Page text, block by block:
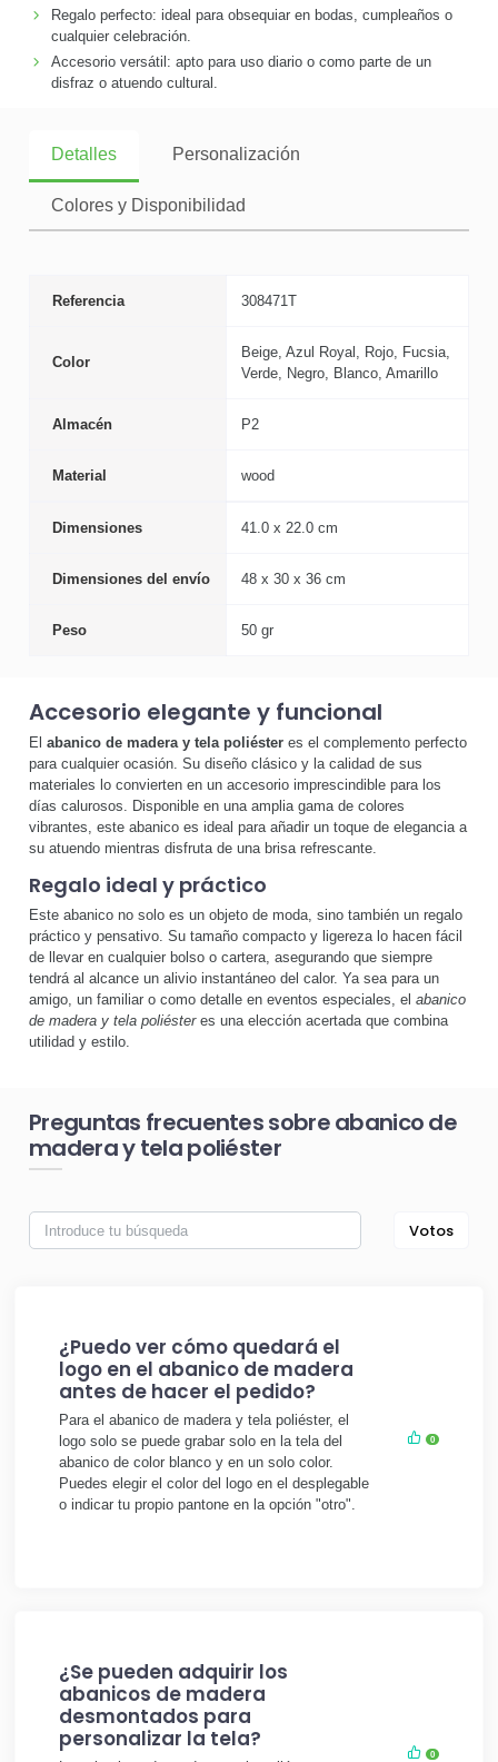
Regalo perfecto: ideal para obsequiar en bodas, cumpleaños o
cualquier celebración.
Accesorio versátil: apto para uso diario o como parte de un
disfraz o atuendo cultural.
Detalles Personalización
Colores y Disponibilidad
Referencia 308471T
Color
Beige, Azul Royal, Rojo, Fucsia,
Verde, Negro, Blanco, Amarillo
Almacén P2
Material wood
Dimensiones 41.0 x 22.0 cm
Dimensiones del envío 48 x 30 x 36 cm
Peso 50 gr
Accesorio elegante y funcional
El abanico de madera y tela poliéster es el complemento perfecto
para cualquier ocasión. Su diseño clásico y la calidad de sus
materiales lo convierten en un accesorio imprescindible para los
días calurosos. Disponible en una amplia gama de colores
vibrantes, este abanico es ideal para añadir un toque de elegancia a
su atuendo mientras disfruta de una brisa refrescante.
Regalo ideal y práctico
Este abanico no solo es un objeto de moda, sino también un regalo
práctico y pensativo. Su tamaño compacto y ligereza lo hacen fácil
de llevar en cualquier bolso o cartera, asegurando que siempre
tendrá al alcance un alivio instantáneo del calor. Ya sea para un
amigo, un familiar o como detalle en eventos especiales, el abanico
de madera y tela poliésteres una elección acertada que combina
utilidad y estilo.
Preguntas frecuentes sobre abanico de
madera y tela poliéster
Votos
¿Puedo ver cómo quedará el
logo en el abanico de madera
antes de hacer el pedido?
Para el abanico de madera y tela poliéster, el
logo solo se puede grabar solo en la tela del
abanico de color blanco y en un solo color.
Puedes elegir el color del logo en el desplegable
o indicar tu propio pantone en la opción "otro".
0
¿Se pueden adquirir los
abanicos de madera
desmontados para
personalizar la tela?
0